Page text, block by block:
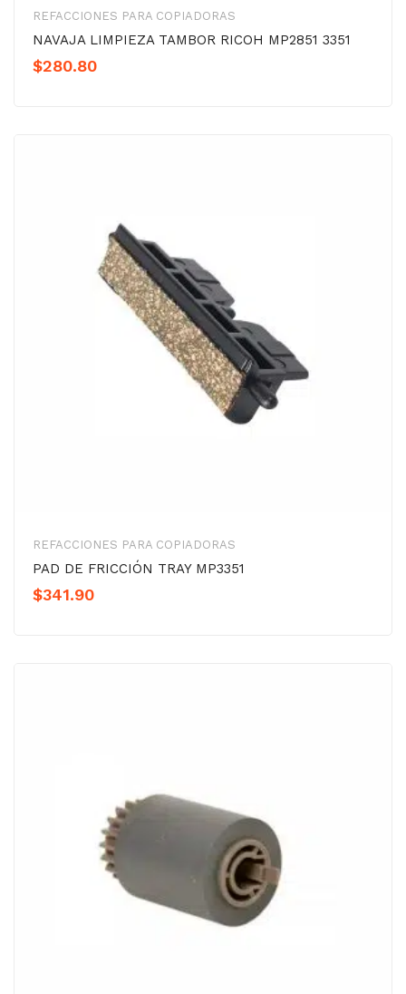
REFACCIONES PARA COPIADORAS
NAVAJA LIMPIEZA TAMBOR RICOH MP2851 3351
$280.80
REFACCIONES PARA COPIADORAS
PAD DE FRICCIÓN TRAY MP3351
$341.90